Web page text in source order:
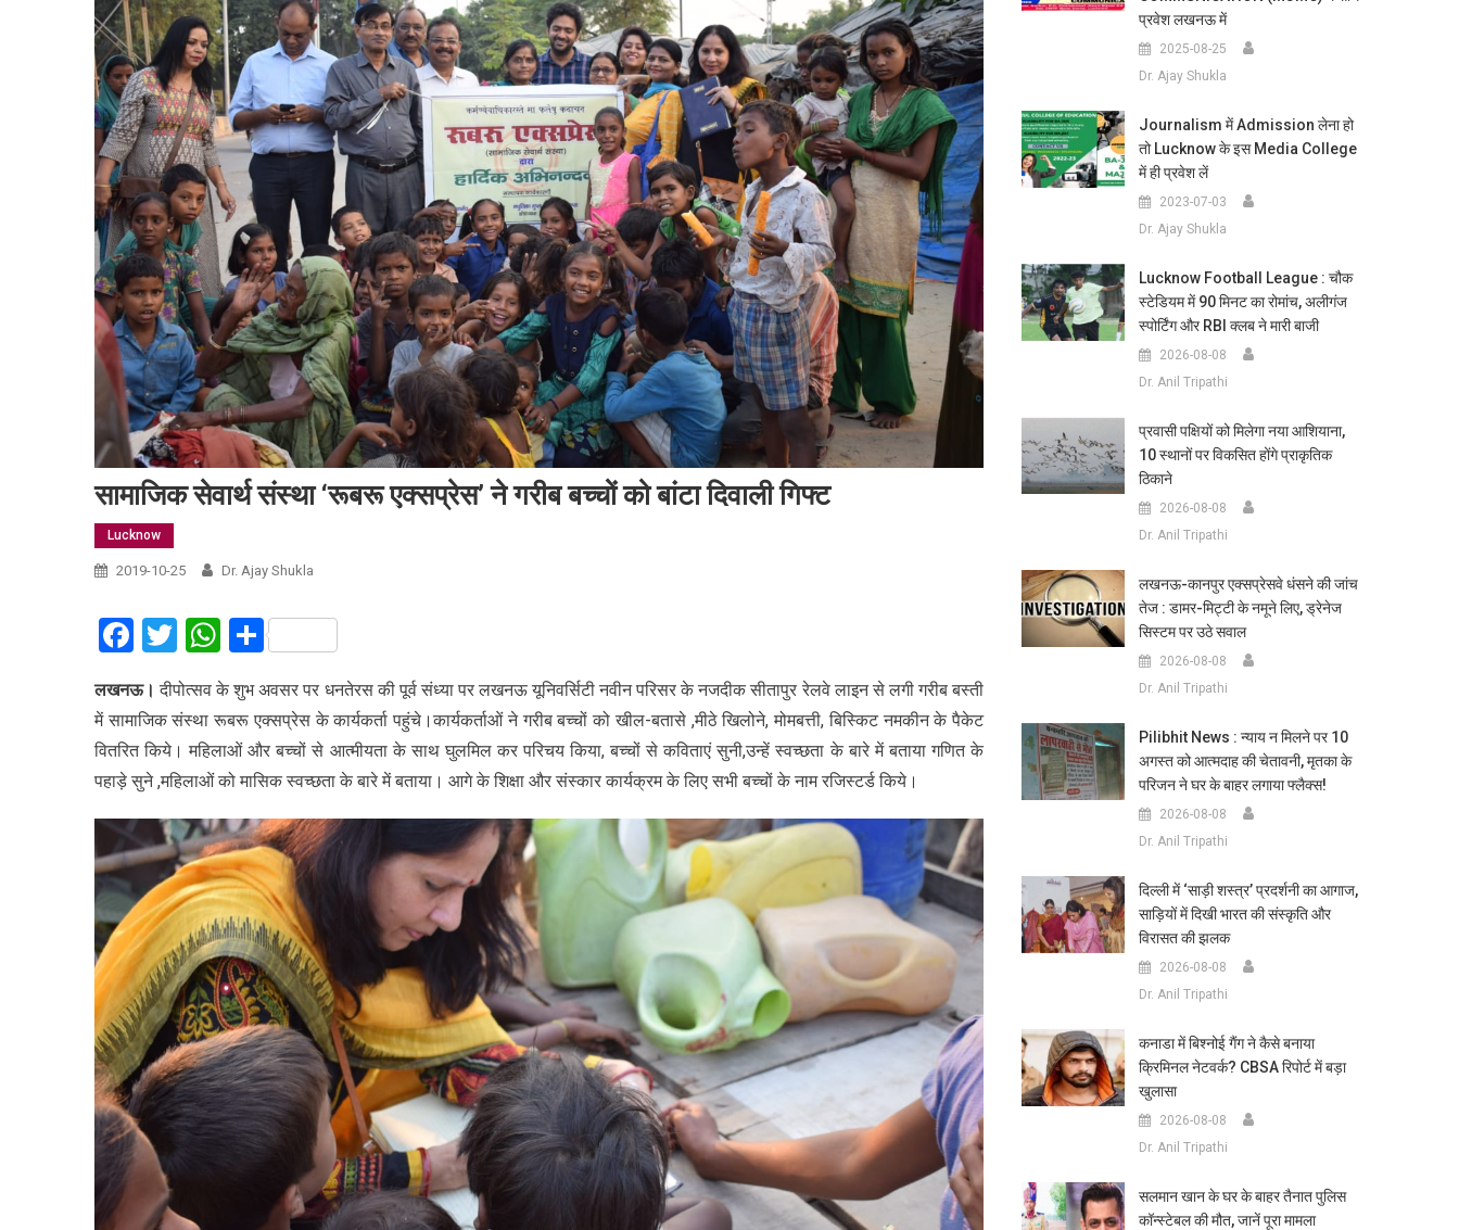
सामाजिक सेवार्थ संस्था ‘रूबरू एक्सप्रेस’ ने गरीब बच्चों को बांटा दिवाली गिफ्ट
Lucknow
2019-10-25 Dr. Ajay Shukla
Facebook
TwitterWhatsApp
Share
लखनऊ। दीपोत्सव के शुभ अवसर पर धनतेरस की पूर्व संध्या पर लखनऊ यूनिवर्सिटी नवीन परिसर के नजदीक सीतापुर रेलवे लाइन से लगी गरीब बस्ती
में सामाजिक संस्था रूबरू एक्सप्रेस के कार्यकर्ता पहुंचे।कार्यकर्ताओं ने गरीब बच्चों को खील-बतासे ,मीठे खिलोने, मोमबत्ती, बिस्किट नमकीन के पैकेट
वितरित किये। महिलाओं और बच्चों से आत्मीयता के साथ घुलमिल कर परिचय किया, बच्चों से कविताएं सुनी,उन्हें स्वच्छता के बारे में बताया गणित के
पहाड़े सुने ,महिलाओं को मासिक स्वच्छता के बारे में बताया। आगे के शिक्षा और संस्कार कार्यक्रम के लिए सभी बच्चों के नाम रजिस्टर्ड किये।
प्रवेश लखनऊ में
2025-08-25
Dr. Ajay Shukla
Journalism में Admission लेना हो
तो Lucknow के इस Media College
में ही प्रवेश लें
2023-07-03
Dr. Ajay Shukla
Lucknow Football League : चौक
स्टेडियम में 90 मिनट का रोमांच, अलीगंज
स्पोर्टिंग और RBI क्लब ने मारी बाजी
2026-08-08
Dr. Anil Tripathi
प्रवासी पक्षियों को मिलेगा नया आशियाना,
10 स्थानों पर विकसित होंगे प्राकृतिक
ठिकाने
2026-08-08
Dr. Anil Tripathi
लखनऊ-कानपुर एक्सप्रेसवे धंसने की जांच
तेज : डामर-मिट्टी के नमूने लिए, ड्रेनेज
सिस्टम पर उठे सवाल
2026-08-08
Dr. Anil Tripathi
Pilibhit News : न्याय न मिलने पर 10
अगस्त को आत्मदाह की चेतावनी, मृतका के
परिजन ने घर के बाहर लगाया फ्लैक्स!
2026-08-08
Dr. Anil Tripathi
दिल्ली में ‘साड़ी शस्त्र’ प्रदर्शनी का आगाज,
साड़ियों में दिखी भारत की संस्कृति और
विरासत की झलक
2026-08-08
Dr. Anil Tripathi
कनाडा में बिश्नोई गैंग ने कैसे बनाया
क्रिमिनल नेटवर्क? CBSA रिपोर्ट में बड़ा
खुलासा
2026-08-08
Dr. Anil Tripathi
सलमान खान के घर के बाहर तैनात पुलिस
कॉन्स्टेबल की मौत, जानें पूरा मामला